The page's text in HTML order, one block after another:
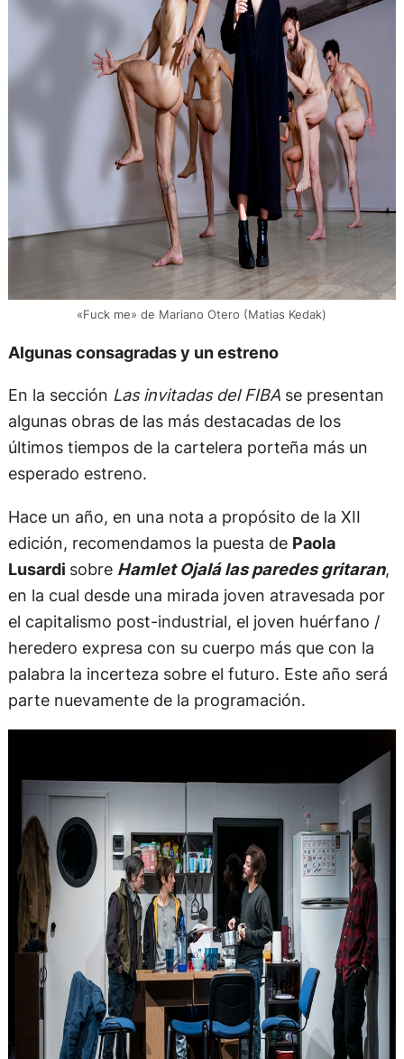
«Fuck me» de Mariano Otero (Matias Kedak)
Algunas consagradas y un estreno
En la sección Las invitadas del FIBAse presentan
algunas obras de las más destacadas de los
últimos tiempos de la cartelera porteña más un
esperado estreno.
Hace un año, en una nota a propósito de la XII
edición, recomendamos la puesta de Paola
Lusardi sobre Hamlet Ojalá las paredes gritaran,
en la cual desde una mirada joven atravesada por
el capitalismo post-industrial, el joven huérfano /
heredero expresa con su cuerpo más que con la
palabra la incerteza sobre el futuro. Este año será
parte nuevamente de la programación.